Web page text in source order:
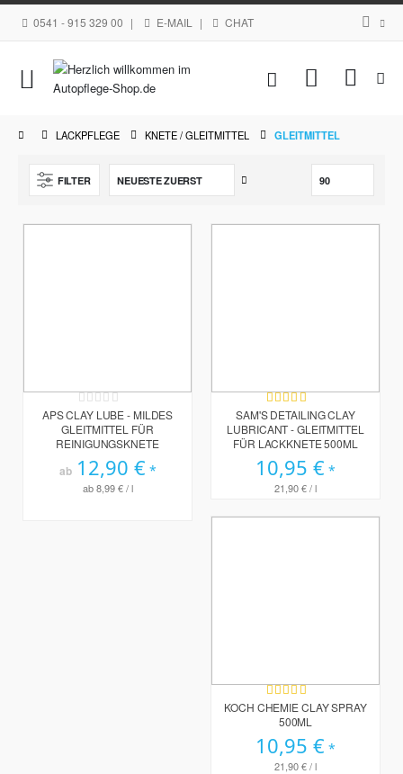
0541 - 915 329 00 | E-MAIL | CHAT
Navigation
umschalten
Mein
LACKPFLEGE KNETE / GLEITMITTEL GLEITMITTEL
FILTER
Rating:
0%
APS CLAY LUBE - MILDES
GLEITMITTEL FÜR
REINIGUNGSKNETE
ab 12,90 €
ab8,99 €/ l
Bewertung:
80%
SAM'S DETAILING CLAY
LUBRICANT - GLEITMITTEL
FÜR LACKKNETE 500ML
10,95 €
21,90 €/ l
Bewertung:
98%
KOCH CHEMIE CLAY SPRAY
500ML
10,95 €
21,90 €/ l